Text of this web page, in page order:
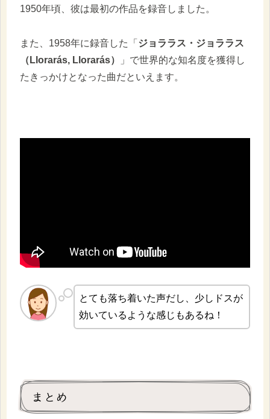
1950年頃、彼は最初の作品を録音しました。
また、1958年に録音した「 ジョララス・ジョララス
（Llorarás, Llorarás）
」で世界的な知名度を獲得し
たきっかけとなった曲だといえます。
とても落ち着いた声だし、少しドスが
効いているような感じもあるね！
まとめ